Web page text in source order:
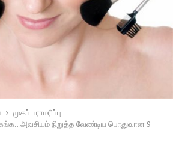
முகப் பராமரிப்பு
நிறுத்த வேண்டிய பொதுவான 9